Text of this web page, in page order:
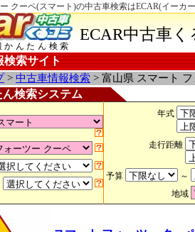
クーペ(スマート)の中古車検索はECAR(イーカ
かんたん検索
ECAR中古車
検索サイト
> 中古車情報検索 > 富山県 スマート
ん検索システム
年式
走行距離
予算
～
地域